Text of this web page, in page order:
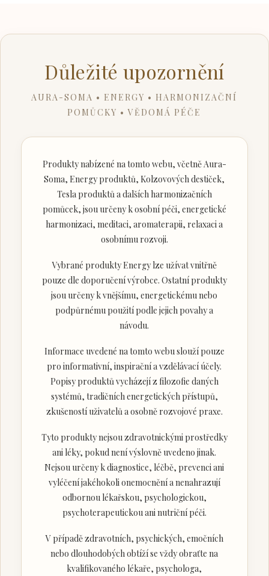
Důležité upozornění
AURA-SOMA • ENERGY • HARMONIZAČNÍ
POMŮCKY • VĚDOMÁ PÉČE
Produkty nabízené na tomto webu, včetně Aura-
Soma, Energy produktů, Kolzovových destiček,
Tesla produktů a dalších harmonizačních
pomůcek, jsou určeny k osobní péči, energetické
harmonizaci, meditaci, aromaterapii, relaxaci a
osobnímu rozvoji.
Vybrané produkty Energy lze užívat vnitřně
pouze dle doporučení výrobce. Ostatní produkty
jsou určeny k vnějšímu, energetickému nebo
podpůrnému použití podle jejich povahy a
návodu.
Informace uvedené na tomto webu slouží pouze
pro informativní, inspirační a vzdělávací účely.
Popisy produktů vycházejí z filozofie daných
systémů, tradičních energetických přístupů,
zkušeností uživatelů a osobně rozvojové praxe.
Tyto produkty nejsou zdravotnickými prostředky
ani léky, pokud není výslovně uvedeno jinak.
Nejsou určeny k diagnostice, léčbě, prevenci ani
vyléčení jakéhokoli onemocnění a nenahrazují
odbornou lékařskou, psychologickou,
psychoterapeutickou ani nutriční péči.
V případě zdravotních, psychických, emočních
nebo dlouhodobých obtíží se vždy obraťte na
kvalifikovaného lékaře, psychologa,